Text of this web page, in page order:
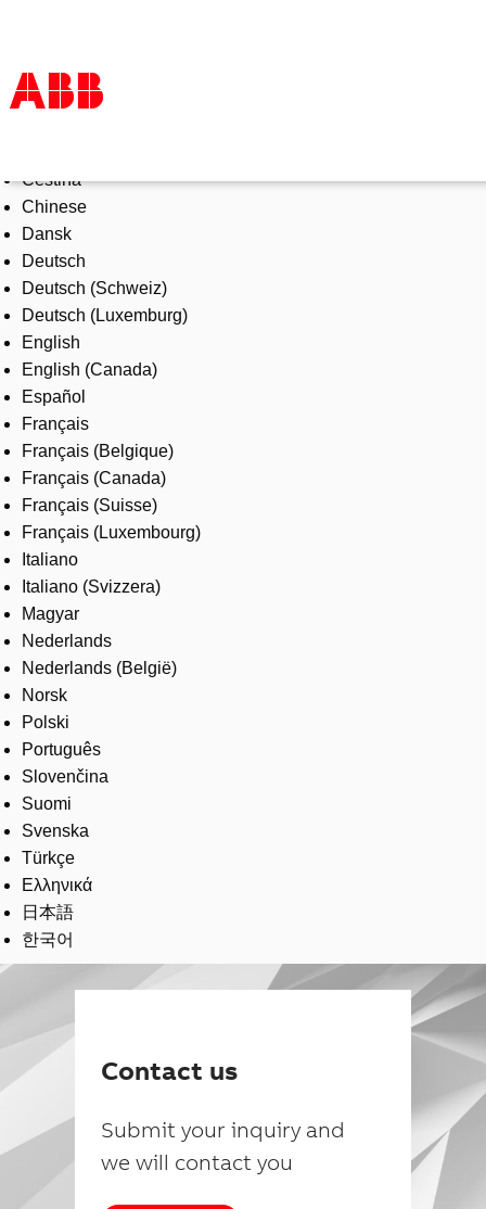
Products & Solutions
Industries
Services
About us
Where to buy
Contact us
Careers
Čeština
Chinese
Dansk
Deutsch
Deutsch (Schweiz)
Deutsch (Luxemburg)
English
English (Canada)
Español
Français
Français (Belgique)
Français (Canada)
Français (Suisse)
Français (Luxembourg)
Italiano
Italiano (Svizzera)
Magyar
Nederlands
Nederlands (België)
Norsk
Polski
Português
Slovenčina
Suomi
Svenska
Türkçe
Ελληνικά
日本語
한국어
Contact us
Submit your inquiry and
we will contact you